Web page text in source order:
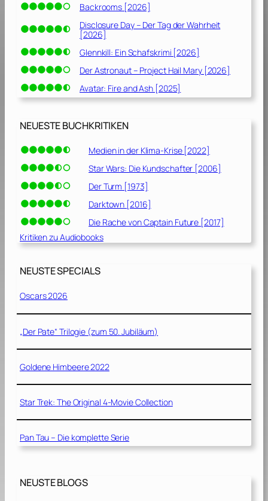
Backrooms [2026]
Disclosure Day – Der Tag der Wahrheit
[2026]
Glennkill: Ein Schafskrimi [2026]
Der Astronaut – Project Hail Mary [2026]
Avatar: Fire and Ash [2025]
NEUESTE BUCHKRITIKEN
Medien in der Klima-Krise [2022]
Star Wars: Die Kundschafter [2006]
Der Turm [1973]
Darktown [2016]
Die Rache von Captain Future [2017]
Kritiken zu Audiobooks
NEUSTE SPECIALS
Oscars 2026
„Der Pate“ Trilogie (zum 50. Jubiläum)
Goldene Himbeere 2022
Star Trek: The Original 4-Movie Collection
Pan Tau – Die komplette Serie
NEUSTE BLOGS